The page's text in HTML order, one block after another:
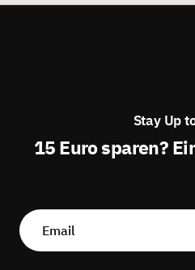
Stay Up
15 Euro sparen?